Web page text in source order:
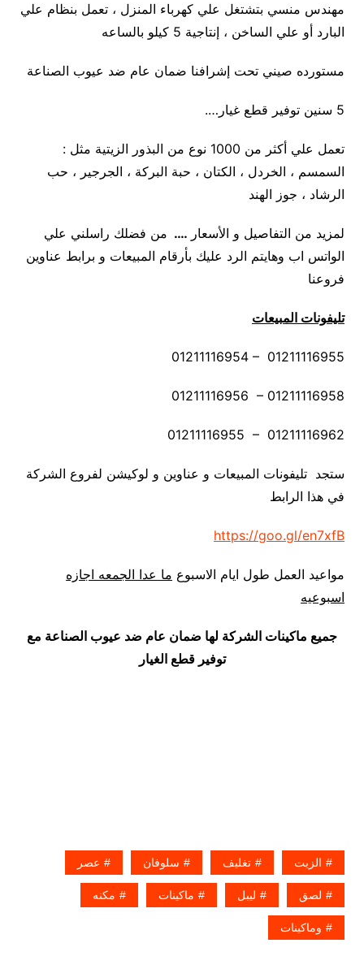
مهندس منسي بتشتغل علي كهرباء المنزل ، تعمل بنظام علي
البارد أو علي الساخن ، إنتاجية 5 كيلو بالساعه
مستورده صيني تحت إشرافنا ضمان عام ضد عيوب الصناعة
5 سنين توفير قطع غيار….
تعمل علي أكثر من 1000 نوع من البذور الزيتية مثل :
السمسم ، الخردل ، الكتان ، حبة البركة ، الجرجير ، حب
الرشاد ، جوز الهند
لمزيد من التفاصيل و الأسعار …. من فضلك راسلني علي
الواتس اب وهايتم الرد عليك بأرقام المبيعات و برابط عناوين
فروعنا
تليفونات المبيعات
01211116954 – 01211116955
01211116956 – 01211116958
01211116955 – 01211116962
ستجد تليفونات المبيعات و عناوين و لوكيشن لفروع الشركة
في هذا الرابط
https://goo.gl/en7xfB
مواعيد العمل طول ايام الاسبوع ما عدا الجمعه اجازه
اسبوعيه
جميع ماكينات الشركة لها ضمان عام ضد عيوب الصناعة مع
توفير قطع الغيار
الزيت تغليف سلوفان عصر
لصق ليبل ماكينات مكنه
وماكينات